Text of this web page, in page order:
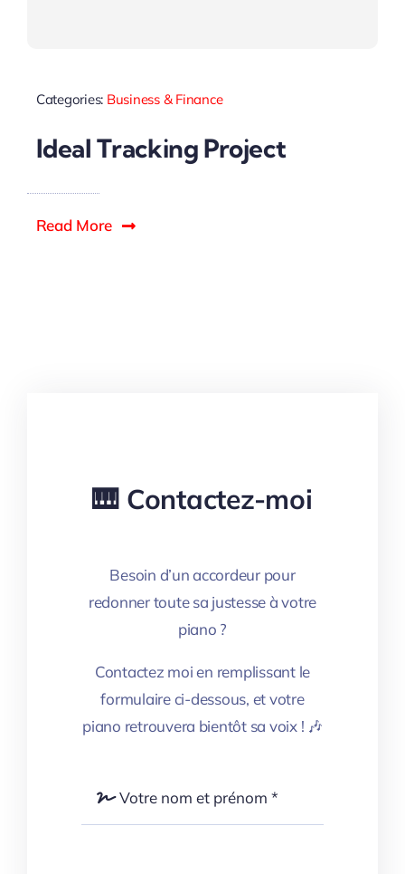
Categories: Business & Finance
Ideal Tracking Project
Read More
🎹 Contactez-moi
Besoin d’un accordeur pour
redonner toute sa justesse à votre
piano ?
Contactez moi en remplissant le
formulaire ci-dessous, et votre
piano retrouvera bientôt sa voix ! 🎶